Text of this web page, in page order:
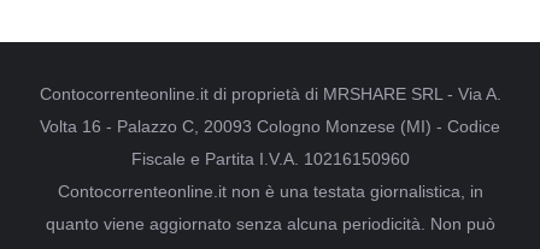
Contocorrenteonline.it di proprietà di MRSHARE SRL - Via A.
Volta 16 - Palazzo C, 20093 Cologno Monzese (MI) - Codice
Fiscale e Partita I.V.A. 10216150960
Contocorrenteonline.it non è una testata giornalistica, in
quanto viene aggiornato senza alcuna periodicità. Non può